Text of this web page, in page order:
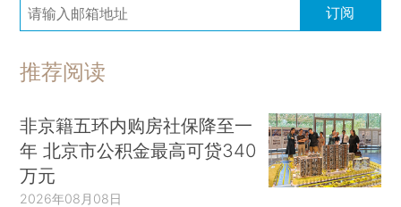
订阅
推荐阅读
非京籍五环内购房社保降至一
年 北京市公积金最高可贷340
万元
2026年08月08日